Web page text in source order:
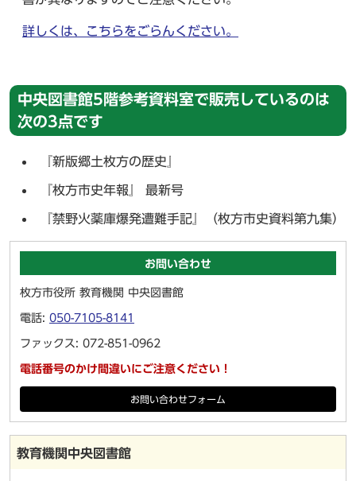
詳しくは、こちらをごらんください。
中央図書館5階参考資料室で販売しているのは
次の3点です
『新版郷土枚方の歴史』
『枚方市史年報』 最新号
『禁野火薬庫爆発遭難手記』（枚方市史資料第九集）
お問い合わせ
枚方市役所 教育機関 中央図書館
電話: 050-7105-8141
ファックス: 072-851-0962
電話番号のかけ間違いにご注意ください！
お問い合わせフォーム
教育機関中央図書館